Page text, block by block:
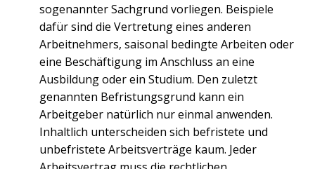
sogenannter Sachgrund vorliegen. Beispiele
dafür sind die Vertretung eines anderen
Arbeitnehmers, saisonal bedingte Arbeiten oder
eine Beschäftigung im Anschluss an eine
Ausbildung oder ein Studium. Den zuletzt
genannten Befristungsgrund kann ein
Arbeitgeber natürlich nur einmal anwenden.
Inhaltlich unterscheiden sich befristete und
unbefristete Arbeitsverträge kaum. Jeder